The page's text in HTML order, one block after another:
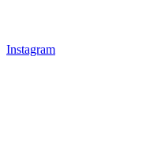
Instagram